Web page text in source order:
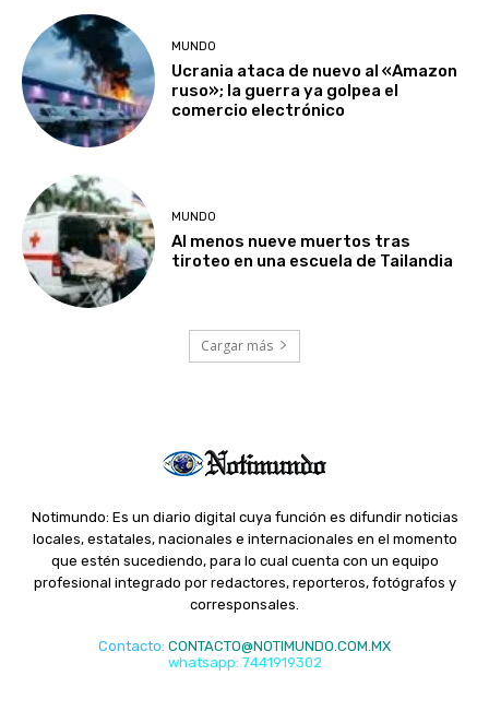
MUNDO
Ucrania ataca de nuevo al «Amazon
ruso»; la guerra ya golpea el
comercio electrónico
MUNDO
Al menos nueve muertos tras
tiroteo en una escuela de Tailandia
Cargar más
Notimundo: Es un diario digital cuya función es difundir noticias
locales, estatales, nacionales e internacionales en el momento
que estén sucediendo, para lo cual cuenta con un equipo
profesional integrado por redactores, reporteros, fotógrafos y
corresponsales.
Contacto: CONTACTO@NOTIMUNDO.COM.MX
whatsapp: 7441919302